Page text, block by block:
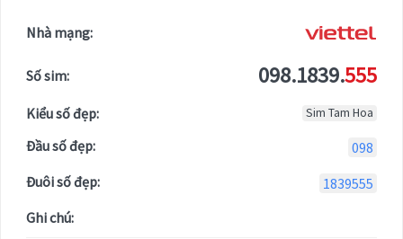
Nhà mạng:
Số sim: 098.1839.555
Kiểu số đẹp: Sim Tam Hoa
Đầu số đẹp:
098
Đuôi số đẹp:
1839555
Ghi chú: